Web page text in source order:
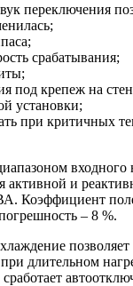
переключения
срабатывания;
под крепеж на
установки;
при критичных
активной и
Коэффициент
– 8 %.
позволяет
длительном